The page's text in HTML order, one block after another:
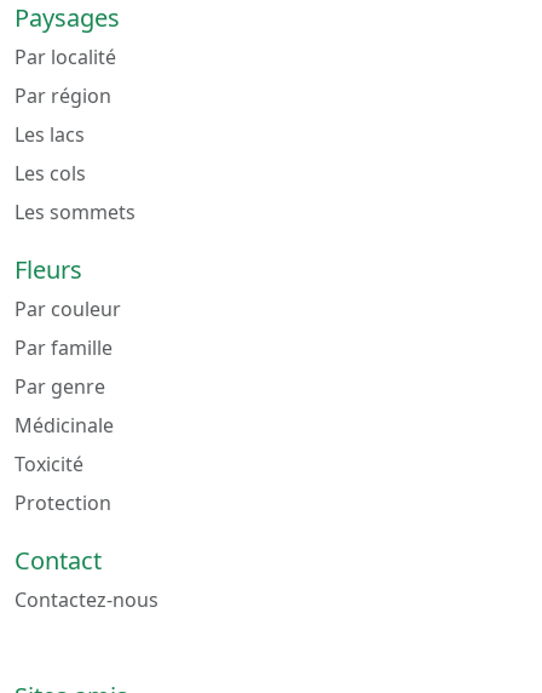
Paysages
Par localité
Par région
Les lacs
Les cols
Les sommets
Fleurs
Par couleur
Par famille
Par genre
Médicinale
Toxicité
Protection
Contact
Contactez-nous